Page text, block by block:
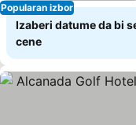
Popularan izbor
Izaberi datume da bi
cene